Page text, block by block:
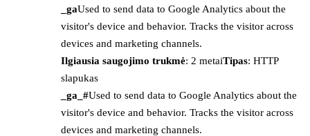
_gaUsed to send data to Google Analytics about the
visitor's device and behavior. Tracks the visitor across
devices and marketing channels.
Ilgiausia saugojimo trukmė: 2 metaiTipas: HTTP
slapukas
_ga_#Used to send data to Google Analytics about the
visitor's device and behavior. Tracks the visitor across
devices and marketing channels.